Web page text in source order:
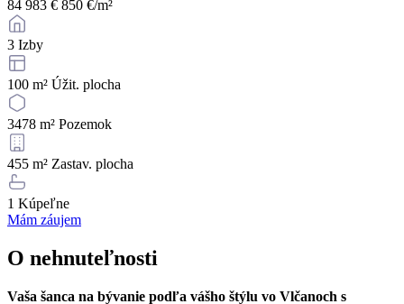
84 983 € 850 €/m²
3 Izby
100 m² Úžit. plocha
3478 m² Pozemok
455 m² Zastav. plocha
1 Kúpeľne
Mám záujem
O nehnuteľnosti
Vaša šanca na bývanie podľa vášho štýlu vo Vlčanoch s